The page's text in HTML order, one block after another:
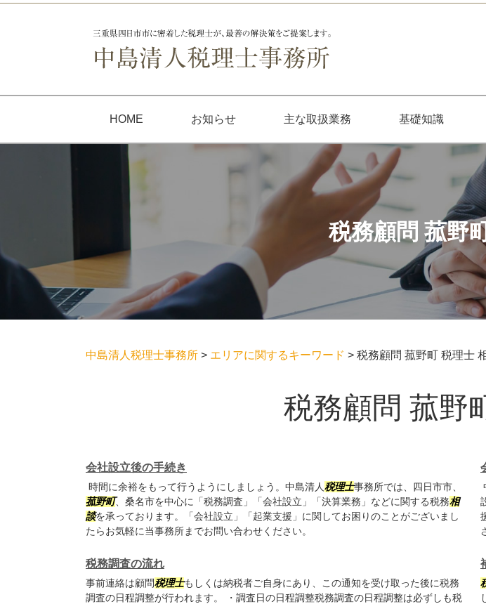
税務顧問 菰野
HOME お知らせ 主な取扱業務 基礎知識
中島清人税理士事務所 > エリアに関するキーワード > 税務顧問 菰野町 税理士
税務顧問 菰野
会社設立後の手続き
時間に余裕をもって行うようにしましょう。中島清人税理士事務所では、四日市市、
菰野町、桑名市を中心に「税務調査」「会社設立」「決算業務」などに関する税務相
談を承っております。「会社設立」「起業支援」に関してお困りのことがございまし
たらお気軽に当事務所までお問い合わせください。
税務調査の流れ
事前連絡は顧問税理士もしくは納税者ご自身にあり、この通知を受け取った後に税務
調査の日程調整が行われます。 ・調査日の日程調整税務調査の日程調整は必ずしも税